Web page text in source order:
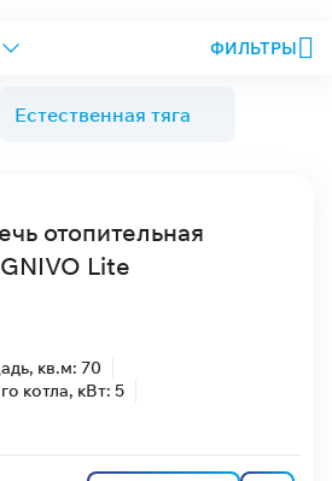
ФИЛЬТРЫ
Естественная тяга
отопительная
Lite
кв.м: 70
котла, кВт: 5